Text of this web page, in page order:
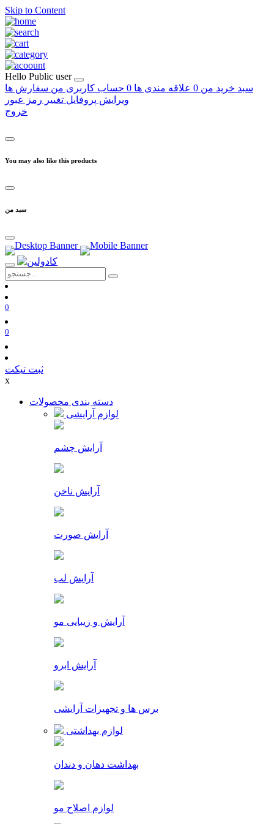
Skip to Content
Hello Public user
سبد خرید من 0 علاقه مندی ها 0 حساب کاربری من سفارش ها
ویرایش پروفایل تغییر رمز عبور
خروج
You may also like this products
سبد من
0
0
ثبت تیکت
x
دسته بندی محصولات
لوازم آرایشی
آرایش چشم
آرایش ناخن
آرایش صورت
آرایش لب
آرایش و زیبایی مو
آرایش ابرو
برس ها و تجهیزات آرایشی
لوازم بهداشتی
بهداشت دهان و دندان
لوازم اصلاح مو